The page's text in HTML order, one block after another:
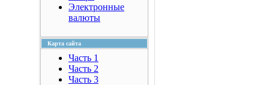
Электронные
валюты
Карта сайта
Часть 1
Часть 2
Часть 3